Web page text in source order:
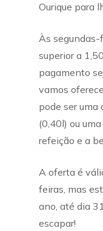
Ourique para
Às segundas-
superior a
pagamento
vamos
pode ser uma
(0,40l) ou
refeição e a
A oferta é
feiras, mas
ano, até dia
escapar!